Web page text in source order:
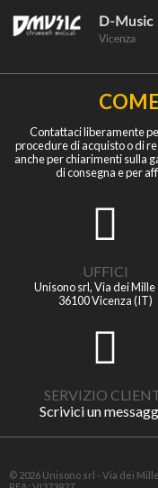
Contattaci liberamente
procedure di acquisto o di
anche per chiarimenti sulla
di consegna e per
UFFICI
Unisono srl, Via dei Mille
36100 Vicenza (IT)
SERVIZIO
Scrivici un
© 2026 Unisono srl - Via dei